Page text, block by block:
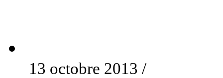
13 octobre 2013 /